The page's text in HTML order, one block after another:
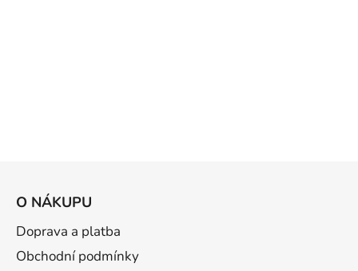
O NÁKUPU
Doprava a platba
Obchodní podmínky